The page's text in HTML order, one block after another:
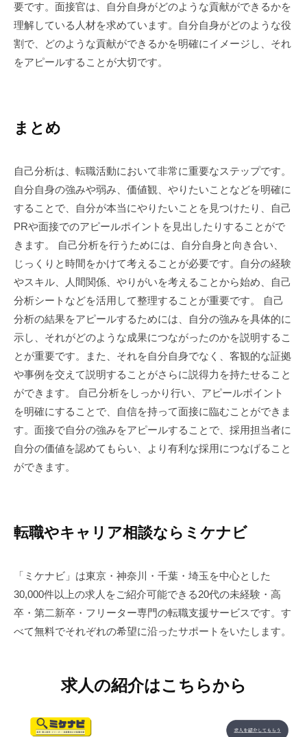
要です。面接官は、自分自身がどのような貢献ができるかを
理解している人材を求めています。自分自身がどのような役
割で、どのような貢献ができるかを明確にイメージし、それ
をアピールすることが大切です。
まとめ
自己分析は、転職活動において非常に重要なステップです。
自分自身の強みや弱み、価値観、やりたいことなどを明確に
することで、自分が本当にやりたいことを見つけたり、自己
PRや面接でのアピールポイントを見出したりすることがで
きます。 自己分析を行うためには、自分自身と向き合い、
じっくりと時間をかけて考えることが必要です。自分の経験
やスキル、人間関係、やりがいを考えることから始め、自己
分析シートなどを活用して整理することが重要です。 自己
分析の結果をアピールするためには、自分の強みを具体的に
示し、それがどのような成果につながったのかを説明するこ
とが重要です。また、それを自分自身でなく、客観的な証拠
や事例を交えて説明することがさらに説得力を持たせること
ができます。 自己分析をしっかり行い、アピールポイント
を明確にすることで、自信を持って面接に臨むことができま
す。面接で自分の強みをアピールすることで、採用担当者に
自分の価値を認めてもらい、より有利な採用につなげること
ができます。
転職やキャリア相談ならミケナビ
「ミケナビ」は東京・神奈川・千葉・埼玉を中心とした
30,000件以上の求人をご紹介可能できる20代の未経験・高
卒・第二新卒・フリーター専門の転職支援サービスです。す
べて無料でそれぞれの希望に沿ったサポートをいたします。
求人の紹介はこちらから